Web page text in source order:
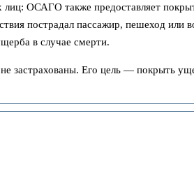
ОСАГО также предоставляет
пострадал пассажир, пешеход или
в случае смерти.
застрахованы. Его цель — покрыть